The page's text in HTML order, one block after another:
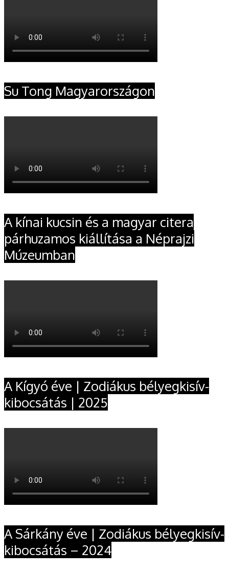
Su Tong Magyarországon
A kínai kucsin és a magyar citera
párhuzamos kiállítása a Néprajzi
Múzeumban
A Kígyó éve | Zodiákus bélyegkisív-
kibocsátás | 2025
A Sárkány éve | Zodiákus bélyegkisív-
kibocsátás – 2024